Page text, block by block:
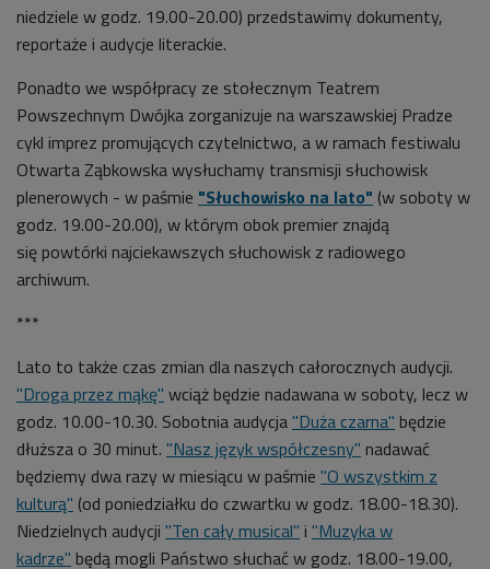
niedziele w godz. 19.00-20.00) przedstawimy dokumenty,
reportaże i audycje literackie.
Ponadto we współpracy ze stołecznym Teatrem
Powszechnym Dwójka zorganizuje na warszawskiej Pradze
cykl imprez promujących czytelnictwo, a w ramach festiwalu
Otwarta Ząbkowska wysłuchamy transmisji słuchowisk
plenerowych - w paśmie "Słuchowisko na lato" (w soboty w
godz. 19.00-20.00), w którym obok premier znajdą
się powtórki najciekawszych słuchowisk z radiowego
archiwum.
***
Lato to także czas zmian dla naszych całorocznych audycji.
"Droga przez mąkę" wciąż będzie nadawana w soboty, lecz w
godz. 10.00-10.30. Sobotnia audycja"Duża czarna" będzie
dłuższa o 30 minut. "Nasz język współczesny" nadawać
będziemy dwa razy w miesiącu w paśmie "O wszystkim z
kulturą" (od poniedziałku do czwartku w godz. 18.00-18.30).
Niedzielnych audycji "Ten cały musical" i "Muzyka w
kadrze" będą mogli Państwo słuchać w godz. 18.00-19.00,